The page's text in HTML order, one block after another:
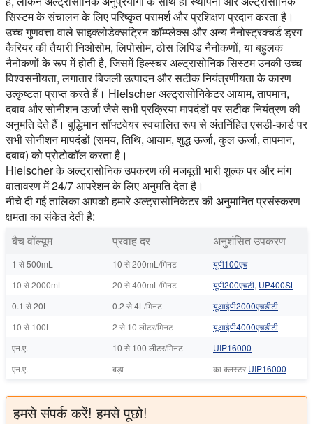
सिस्टम के संचालन के लिए परिष्कृत परामर्श और प्रशिक्षण प्रदान करता है।
उच्च गुणवत्ता वाले साइक्लोडेक्सट्रिन कॉम्प्लेक्स और अन्य नैनोस्ट्रक्चर्ड ड्रग
कैरियर की तैयारी निओसोम, लिपोसोम, ठोस लिपिड नैनोकणों, या बहुलक
नैनोकणों के रूप में होती है, जिसमें हिल्स्चर अल्ट्रासोनिक सिस्टम उनकी उच्च
विश्वसनीयता, लगातार बिजली उत्पादन और सटीक नियंत्रणीयता के कारण
उत्कृष्टता प्राप्त करते हैं। Hielscher अल्ट्रासोनिकेटर आयाम, तापमान,
दबाव और सोनीशन ऊर्जा जैसे सभी प्रक्रिया मापदंडों पर सटीक नियंत्रण की
अनुमति देते हैं। बुद्धिमान सॉफ्टवेयर स्वचालित रूप से अंतर्निहित एसडी-कार्ड पर
सभी सोनीशन मापदंडों (समय, तिथि, आयाम, शुद्ध ऊर्जा, कुल ऊर्जा, तापमान,
दबाव) को प्रोटोकॉल करता है।
Hielscher के अल्ट्रासोनिक उपकरण की मजबूती भारी शुल्क पर और मांग
वातावरण में 24/7 आपरेशन के लिए अनुमति देता है।
नीचे दी गई तालिका आपको हमारे अल्ट्रासोनिकेटर की अनुमानित प्रसंस्करण
क्षमता का संकेत देती है:
बैच वॉल्यूम
प्रवाह दर अनुशंसित उपकरण
1 से 500mL 10 से 200mL/मिनट
यूपी100एच
10 से 2000mL
20 से 400mL/मिनट यूपी200एचटी, UP400St
0.1 से 20L
0.2 से 4L/मिनट
यूआईपी2000एचडीटी
10 से 100L
2 से 10 लीटर/मिनट
यूआईपी4000एचडीटी
एन.ए.
10 से 100 लीटर/मिनट
UIP16000
एन.ए.
बड़ा का क्लस्टरUIP16000
हमसे संपर्क करें! हमसे पूछो!